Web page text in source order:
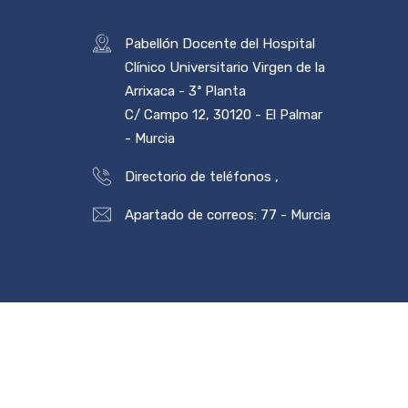
Pabellón Docente del Hospital
Clínico Universitario Virgen de la
Arrixaca - 3ª Planta
C/ Campo 12, 30120 - El Palmar
- Murcia
Directorio de teléfonos ,
Apartado de correos: 77 - Murcia